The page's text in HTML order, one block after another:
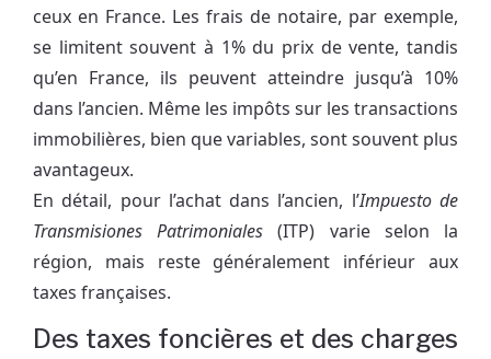
ceux en France. Les frais de notaire, par exemple,
se limitent souvent à 1% du prix de vente, tandis
qu’en France, ils peuvent atteindre jusqu’à 10%
dans l’ancien. Même les impôts sur les transactions
immobilières, bien que variables, sont souvent plus
avantageux.
En détail, pour l’achat dans l’ancien, l’Impuesto de
Transmisiones Patrimoniales (ITP) varie selon la
région, mais reste généralement inférieur aux
taxes françaises.
Des taxes foncières et des charges